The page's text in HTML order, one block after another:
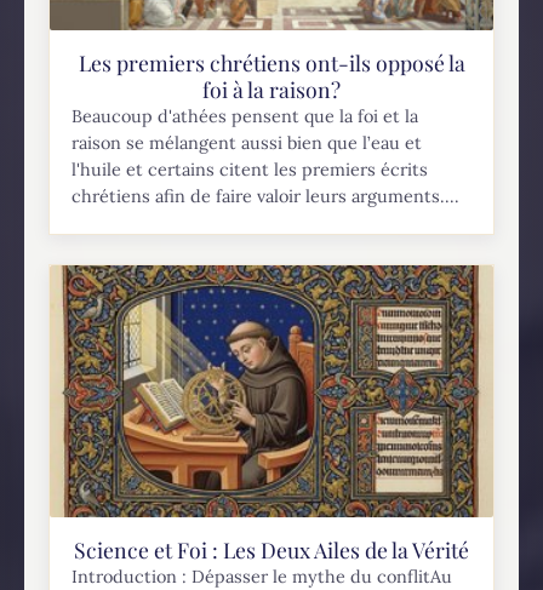
Les premiers chrétiens ont-ils opposé la
foi à la raison?
Beaucoup d'athées pensent que la foi et la
raison se mélangent aussi bien que l’eau et
l'huile et certains citent les premiers écrits
chrétiens afin de faire valoir leurs arguments....
Science et Foi : Les Deux Ailes de la Vérité
Introduction : Dépasser le mythe du conflitAu